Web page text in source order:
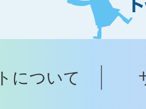
ト
ッ
へ
について